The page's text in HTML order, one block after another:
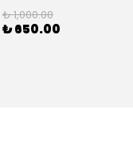
₺ 1,000.00
₺ 650.00